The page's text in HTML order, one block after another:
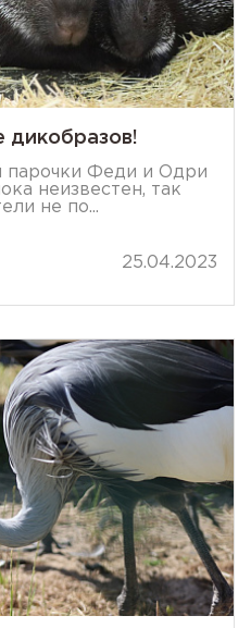
дикобразов!
парочки Феди и Одри
неизвестен, так
не по...
25.04.2023